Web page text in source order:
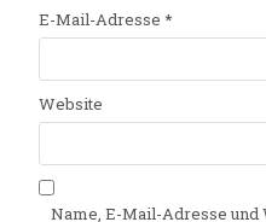
E-Mail-Adresse *
Website
Name, E-Mail-Adresse